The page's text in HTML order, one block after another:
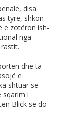
disa
tyre, shkon
e zotëron ish-
nga
dhe ta
e
shtuar se
sqarim i
Blick se do